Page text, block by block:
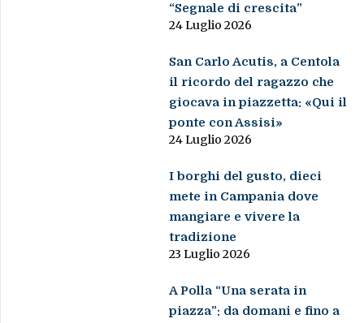
“Segnale di crescita”
24 Luglio 2026
San Carlo Acutis, a Centola
il ricordo del ragazzo che
giocava in piazzetta: «Qui il
ponte con Assisi»
24 Luglio 2026
I borghi del gusto, dieci
mete in Campania dove
mangiare e vivere la
tradizione
23 Luglio 2026
A Polla “Una serata in
piazza”: da domani e fino a